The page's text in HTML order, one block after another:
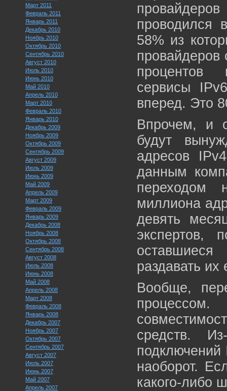
Март 2011
Февраль 2011
Январь 2011
Декабрь 2010
Ноябрь 2010
Октябрь 2010
Сентябрь 2010
Август 2010
Июль 2010
Июнь 2010
Май 2010
Апрель 2010
Март 2010
Февраль 2010
Январь 2010
Декабрь 2009
Ноябрь 2009
Октябрь 2009
Сентябрь 2009
Август 2009
Июль 2009
Июнь 2009
Май 2009
Апрель 2009
Март 2009
Февраль 2009
Январь 2009
Декабрь 2008
Ноябрь 2008
Октябрь 2008
Сентябрь 2008
Август 2008
Июль 2008
Июнь 2008
Май 2008
Апрель 2008
Март 2008
Февраль 2008
Январь 2008
Декабрь 2007
Ноябрь 2007
Октябрь 2007
Сентябрь 2007
Август 2007
Июль 2007
Июнь 2007
Май 2007
Апрель 2007
проводился
58% из
провайдеров
процентов
сервисы
вперед. Это
Впрочем, и
будут
адресов
данным
переходом
миллиона
девять
экспертов,
раздавать
Вообще,
средств.
подключений
наоборот.
какого-либо